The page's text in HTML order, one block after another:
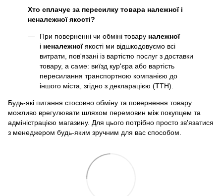
Хто сплачує за пересилку товара належної і
неналежної якості?
При поверненні чи обміні товару належної
і неналежноїякості ми відшкодовуємо всі
витрати, пов'язані із вартістю послуг з доставки
товару, а саме: виїзд кур'єра або вартість
пересилання транспортною компанією до
іншого міста, згідно з декларацією (ТТН).
Будь-які питання стосовно обміну та повернення товару
можливо врегулювати шляхом перемовин між покупцем та
адміністрацією магазину. Для цього потрібно просто зв'язатися
з менеджером будь-яким зручним для вас способом.